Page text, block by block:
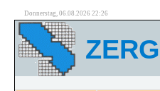
Donnerstag, 06.08.2026 22:26
ZERG